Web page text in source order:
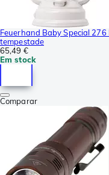
Feuerhand Baby Special
tempestade
65,49 €
Em stock
Comparar